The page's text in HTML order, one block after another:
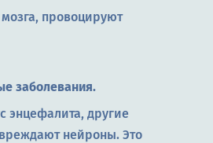
провоцируют
заболевания.
энцефалита, другие
нейроны. Это